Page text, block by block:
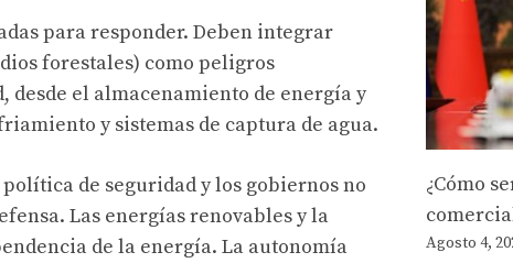
para responder. Deben integrar
forestales) como peligros
el almacenamiento de energía y
y sistemas de captura de agua.
de seguridad y los gobiernos no
Las energías renovables y la
de la energía. La autonomía
¿Cómo
Agosto 4,